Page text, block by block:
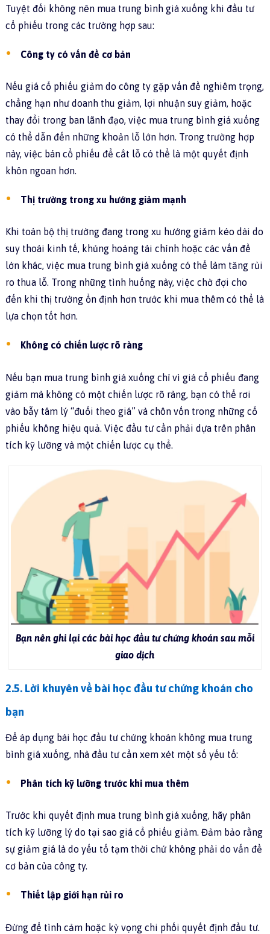
Tuyệt đối không nên mua trung bình giá xuống khi đầu tư
cổ phiếu trong các trường hợp sau:
Công ty có vấn đề cơ bản
Nếu giá cổ phiếu giảm do công ty gặp vấn đề nghiêm trọng,
chẳng hạn như doanh thu giảm, lợi nhuận suy giảm, hoặc
thay đổi trong ban lãnh đạo, việc mua trung bình giá xuống
có thể dẫn đến những khoản lỗ lớn hơn. Trong trường hợp
này, việc bán cổ phiếu để cắt lỗ có thể là một quyết định
khôn ngoan hơn.
Thị trường trong xu hướng giảm mạnh
Khi toàn bộ thị trường đang trong xu hướng giảm kéo dài do
suy thoái kinh tế, khủng hoảng tài chính hoặc các vấn đề
lớn khác, việc mua trung bình giá xuống có thể làm tăng rủi
ro thua lỗ. Trong những tình huống này, việc chờ đợi cho
đến khi thị trường ổn định hơn trước khi mua thêm có thể là
lựa chọn tốt hơn.
Không có chiến lược rõ ràng
Nếu bạn mua trung bình giá xuống chỉ vì giá cổ phiếu đang
giảm mà không có một chiến lược rõ ràng, bạn có thể rơi
vào bẫy tâm lý “đuổi theo giá” và chôn vốn trong những cổ
phiếu không hiệu quả. Việc đầu tư cần phải dựa trên phân
tích kỹ lưỡng và một chiến lược cụ thể.
Bạn nên ghi lại các bài học đầu tư chứng khoán sau mỗi
giao dịch
2.5. Lời khuyên về bài học đầu tư chứng khoán cho
bạn
Để áp dụng bài học đầu tư chứng khoán không mua trung
bình giá xuống, nhà đầu tư cần xem xét một số yếu tố:
Phân tích kỹ lưỡng trước khi mua thêm
Trước khi quyết định mua trung bình giá xuống, hãy phân
tích kỹ lưỡng lý do tại sao giá cổ phiếu giảm. Đảm bảo rằng
sự giảm giá là do yếu tố tạm thời chứ không phải do vấn đề
cơ bản của công ty.
Thiết lập giới hạn rủi ro
Đừng để tình cảm hoặc kỳ vọng chi phối quyết định đầu tư.